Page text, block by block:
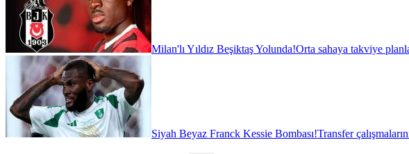
Milan'lı Yıldız Beşiktaş Yolunda!Orta sahaya takviye
Siyah Beyaz Franck Kessie Bombası!Transfer